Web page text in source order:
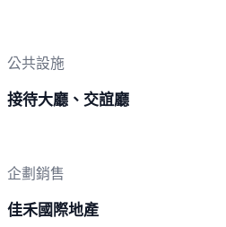
公共設施
接待大廳、交誼廳
企劃銷售
佳禾國際地產